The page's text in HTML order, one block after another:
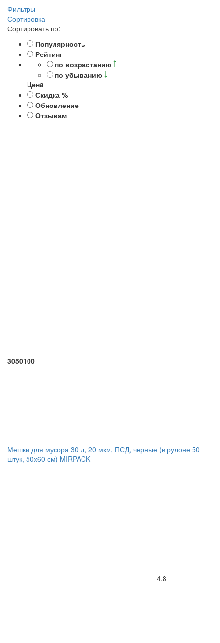
Фильтры
Сортировка
Сортировать по:
Популярность
Рейтинг
по возрастанию
по убыванию
Ценa
Скидка %
Обновление
Отзывам
3050100
Мешки для мусора 30 л, 20 мкм, ПСД, черные (в рулоне 50
штук, 50х60 см) MIRPACK
4.8